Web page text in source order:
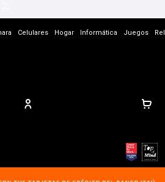
Celulares Hogar Informática Juegos